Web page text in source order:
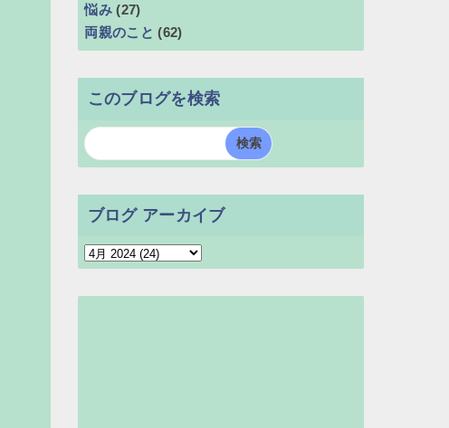
悩み (27)
両親のこと (62)
このブログを検索
ブログ アーカイブ